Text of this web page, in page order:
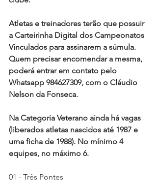
Atletas e treinadores terão que possuir
a Carteirinha Digital dos Campeonatos
Vinculados para assinarem a súmula.
Quem precisar encomendar a mesma,
poderá entrar em contato pelo
Whatsapp 984627309, com o Cláudio
Nelson da Fonseca.
Na Categoria Veterano ainda há vagas
(liberados atletas nascidos até 1987 e
uma ficha de 1988). No mínimo 4
equipes, no máximo 6.
01 - Três Pontes